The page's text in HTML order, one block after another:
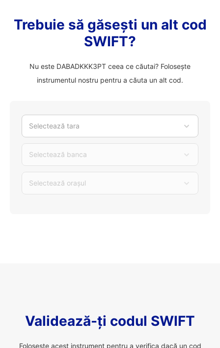
Trebuie să găsești un alt cod
SWIFT?
Nu este DABADKKK3PT ceea ce căutai? Folosește
instrumentul nostru pentru a căuta un alt cod.
Selectează tara
Selectează banca
Selectează orașul
Validează-ți codul SWIFT
Folosește acest instrument pentru a verifica dacă un cod